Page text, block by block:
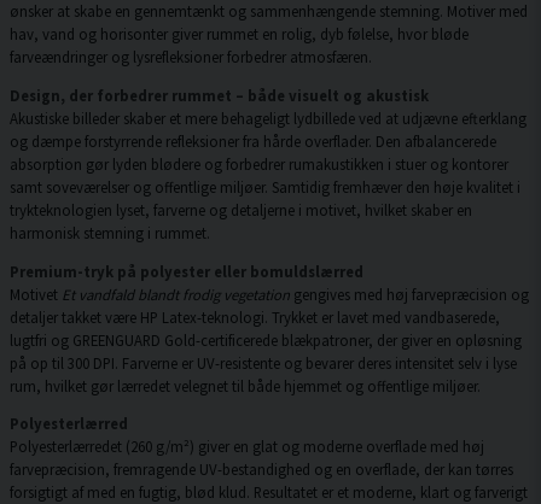
ønsker at skabe en gennemtænkt og sammenhængende stemning. Motiver med
hav, vand og horisonter giver rummet en rolig, dyb følelse, hvor bløde
farveændringer og lysrefleksioner forbedrer atmosfæren.
Design, der forbedrer rummet – både visuelt og akustisk
Akustiske billeder skaber et mere behageligt lydbillede ved at udjævne efterklang
og dæmpe forstyrrende refleksioner fra hårde overflader. Den afbalancerede
absorption gør lyden blødere og forbedrer rumakustikken i stuer og kontorer
samt soveværelser og offentlige miljøer. Samtidig fremhæver den høje kvalitet i
trykteknologien lyset, farverne og detaljerne i motivet, hvilket skaber en
harmonisk stemning i rummet.
Premium-tryk på polyester eller bomuldslærred
Motivet Et vandfald blandt frodig vegetation gengives med høj farvepræcision og
detaljer takket være HP Latex-teknologi. Trykket er lavet med vandbaserede,
lugtfri og GREENGUARD Gold-certificerede blækpatroner, der giver en opløsning
på op til 300 DPI. Farverne er UV-resistente og bevarer deres intensitet selv i lyse
rum, hvilket gør lærredet velegnet til både hjemmet og offentlige miljøer.
Polyesterlærred
Polyesterlærredet (260 g/m²) giver en glat og moderne overflade med høj
farvepræcision, fremragende UV-bestandighed og en overflade, der kan tørres
forsigtigt af med en fugtig, blød klud. Resultatet er et moderne, klart og farverigt